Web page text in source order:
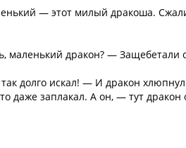
— этот милый дракоша.
маленький дракон? — Защебетали
долго искал! — И дракон
даже заплакал. А он, — тут